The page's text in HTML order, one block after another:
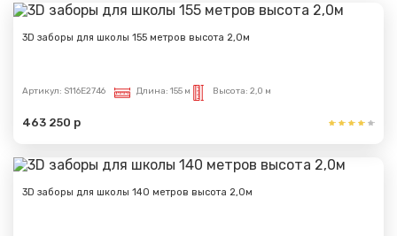
3D заборы для школы 155 метров высота 2,0м
Артикул: S116E2746 Длина: 155 м Высота: 2,0 м
463 250 р
3D заборы для школы 140 метров высота 2,0м